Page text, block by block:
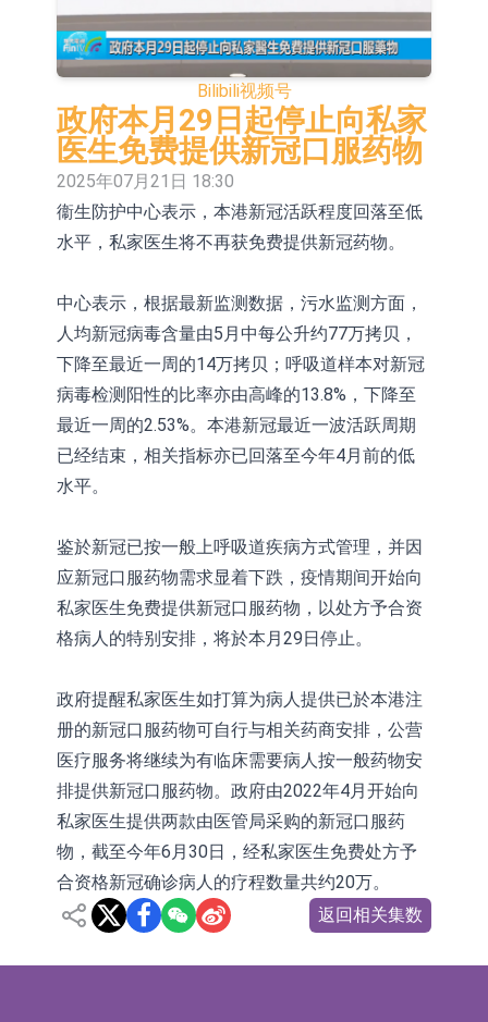
依米康：海外交付以东南亚、中东市
场为主 并已取得欧美相关认证
上交所：财通多策略福鑫定期开放灵
活配置混合型发起式证券投资基金临
时停牌
上交所：景顺长城全球半导体芯片产
业股票型证券投资基金临时停牌
【异动股】港股跌幅榜前十，卡森国
际(00496.HK)跌22.40%，九福来
【异动股】港股涨幅榜前十，拿森科
(02286.HK)涨+64.91%
100%
【异动股】焦炭Ⅲ板块下挫，陕西黑
猫(601015.CN)跌8.38%
浙江证监局对财通证券股份有限公司
采取出具警示函措施
山金国际：港股上市工作正常推进中
Bilibili视频号
政府本月29日起停止向私家
医生免费提供新冠口服药物
2025年07月21日 18:30
衞生防护中心表示，本港新冠活跃程度回落至低
水平，私家医生将不再获免费提供新冠药物。
中心表示，根据最新监测数据，污水监测方面，
人均新冠病毒含量由5月中每公升约77万拷贝，
下降至最近一周的14万拷贝；呼吸道样本对新冠
病毒检测阳性的比率亦由高峰的13.8%，下降至
最近一周的2.53%。本港新冠最近一波活跃周期
已经结束，相关指标亦已回落至今年4月前的低
水平。
鉴於新冠已按一般上呼吸道疾病方式管理，并因
应新冠口服药物需求显着下跌，疫情期间开始向
私家医生免费提供新冠口服药物，以处方予合资
格病人的特别安排，将於本月29日停止。
政府提醒私家医生如打算为病人提供已於本港注
册的新冠口服药物可自行与相关药商安排，公营
医疗服务将继续为有临床需要病人按一般药物安
排提供新冠口服药物。政府由2022年4月开始向
私家医生提供两款由医管局采购的新冠口服药
物，截至今年6月30日，经私家医生免费处方予
合资格新冠确诊病人的疗程数量共约20万。
返回相关集数